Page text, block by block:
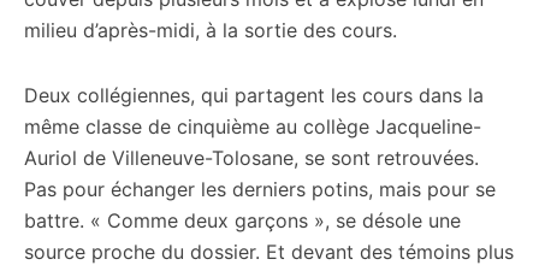
milieu d’après-midi, à la sortie des cours.
Deux collégiennes, qui partagent les cours dans la
même classe de cinquième au collège Jacqueline-
Auriol de Villeneuve-Tolosane, se sont retrouvées.
Pas pour échanger les derniers potins, mais pour se
battre. « Comme deux garçons », se désole une
source proche du dossier. Et devant des témoins plus